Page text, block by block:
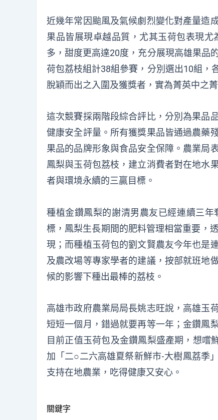
近幾年常因颱風及氣候劇烈變化對產量造
果品皆展現卓越品質，尤其玉荷包表現
多，甜度更高達20度，充分展現高雄果品
荷包荔枝組計38組參賽，分別選出10組，
脫穎而出之入圍及獲獎者，實為菁英中之菁
這次競賽採兩階段綜合評比，分別為果品
健康安全評量。所有獲獎果品皆通過農藥
果品的品牌形象與食品安全保障。農業局
鳳梨與玉荷包荔枝，建立消費者對在地水
者與環境永續的三贏目標。
種植金鑽鳳梨的謝清男農友已經連續三
標，鳳梨生長期間的肥料管理相當重要，
現；而種植玉荷包的劉文賢農友今年也是
及農改場等專家學者的建議，按部就班地
候的影響下種出最棒的荔枝。
高雄市政府農業局局長姚志旺說，高雄玉
短短一個月，錯過就要再等一年；金鑽鳳
目前正值玉荷包及金鑽鳳梨盛產期，想嚐
加「二○二六高雄夏祭新鮮市-大樹鳳荔季
支持在地農業，吃得健康又安心。
關鍵字